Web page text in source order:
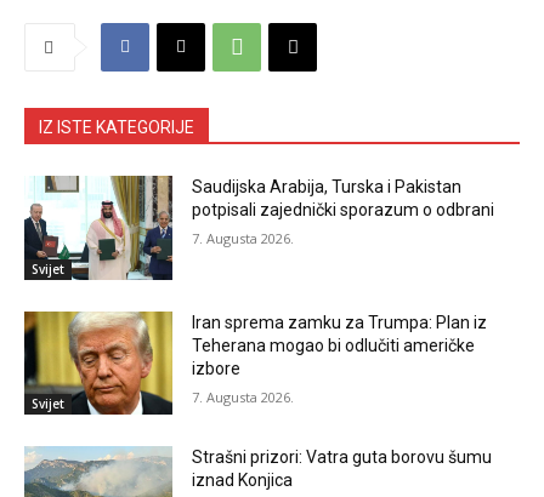
IZ ISTE KATEGORIJE
Svijet
Saudijska Arabija, Turska i Pakistan
potpisali zajednički sporazum o odbrani
7. Augusta 2026.
Svijet
Iran sprema zamku za Trumpa: Plan iz
Teherana mogao bi odlučiti američke
izbore
7. Augusta 2026.
Strašni prizori: Vatra guta borovu šumu
iznad Konjica